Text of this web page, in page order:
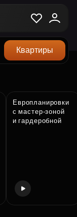
Квартиры
Европланировки
с мастер‑зоной
и гардеробной